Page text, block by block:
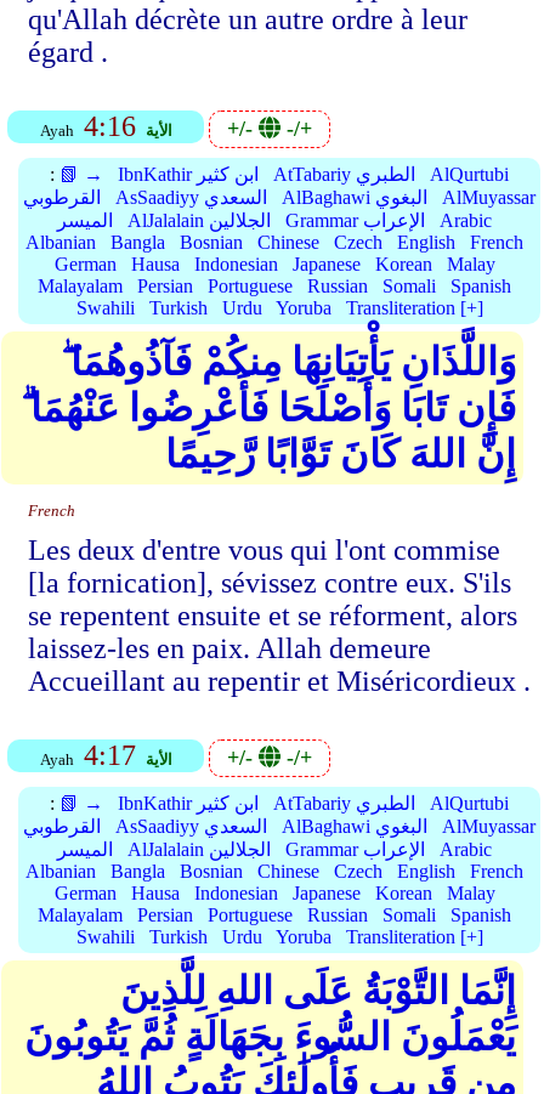
qu'Allah décrète un autre ordre à leur
égard .
Ayah 4:16 الأية +/- -/+
: 📗 → IbnKathir ابن كثير AtTabariy الطبري
AlQurtubi
القرطوبي
AsSaadiyy السعدي AlBaghawi البغوي
AlMuyassar
الميسر
AlJalalain الجلالين Grammar الإعراب
Arabic
Albanian
Bangla Bosnian Chinese Czech English
French
German
Hausa Indonesian Japanese Korean
Malay
Malayalam
Persian Portuguese Russian Somali
Spanish
Swahili
Turkish Urdu Yoruba Transliteration [+]
وَاللَّذَانِ يَأْتِيَانِهَا مِنكُمْ فَآذُوهُمَا ۖ
فَإِن تَابَا وَأَصْلَحَا فَأَعْرِضُوا عَنْهُمَا ۗ
إِنَّ اللهَ كَانَ تَوَّابًا رَّحِيمًا
French
Les deux d'entre vous qui l'ont commise
[la fornication], sévissez contre eux. S'ils
se repentent ensuite et se réforment, alors
laissez-les en paix. Allah demeure
Accueillant au repentir et Miséricordieux .
Ayah 4:17 الأية +/- -/+
: 📗 → IbnKathir ابن كثير AtTabariy الطبري
AlQurtubi
القرطوبي
AsSaadiyy السعدي AlBaghawi البغوي
AlMuyassar
الميسر
AlJalalain الجلالين Grammar الإعراب
Arabic
Albanian
Bangla Bosnian Chinese Czech English
French
German
Hausa Indonesian Japanese Korean
Malay
Malayalam
Persian Portuguese Russian Somali
Spanish
Swahili
Turkish Urdu Yoruba Transliteration [+]
إِنَّمَا التَّوْبَةُ عَلَى اللهِ لِلَّذِينَ
يَعْمَلُونَ السُّوءَ بِجَهَالَةٍ ثُمَّ يَتُوبُونَ
مِن قَرِيبٍ فَأُولَٰئِكَ يَتُوبُ اللهُ